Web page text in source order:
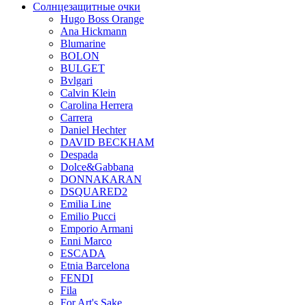
Солнцезащитные очки
Hugo Boss Orange
Ana Hickmann
Blumarine
BOLON
BULGET
Bvlgari
Calvin Klein
Carolina Herrera
Carrera
Daniel Hechter
DAVID BECKHAM
Despada
Dolce&Gabbana
DONNAKARAN
DSQUARED2
Emilia Line
Emilio Pucci
Emporio Armani
Enni Marco
ESCADA
Etnia Barcelona
FENDI
Fila
For Art's Sake